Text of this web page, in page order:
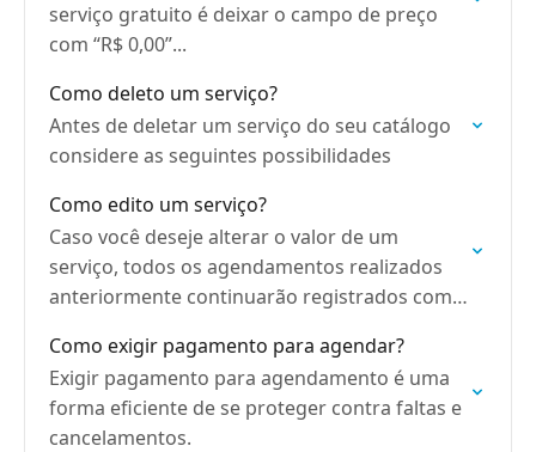
serviço gratuito é deixar o campo de preço
com “R$ 0,00”...
Como deleto um serviço?
Antes de deletar um serviço do seu catálogo
considere as seguintes possibilidades
Como edito um serviço?
Caso você deseje alterar o valor de um
serviço, todos os agendamentos realizados
anteriormente continuarão registrados com
Como exigir pagamento para agendar?
Exigir pagamento para agendamento é uma
forma eficiente de se proteger contra faltas e
cancelamentos.